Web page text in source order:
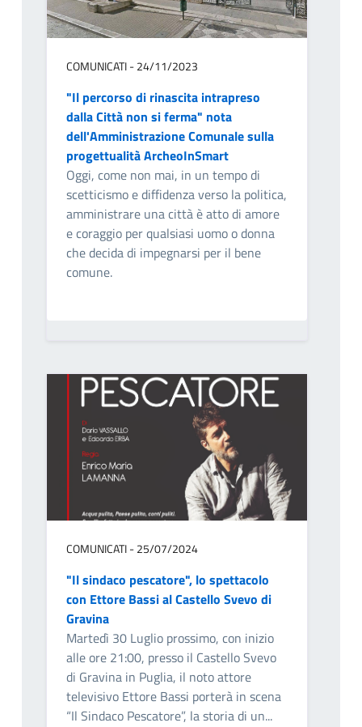
COMUNICATI - 24/11/2023
"Il percorso di rinascita intrapreso
dalla Città non si ferma" nota
dell'Amministrazione Comunale sulla
progettualità ArcheoInSmart
Oggi, come non mai, in un tempo di
scetticismo e diffidenza verso la politica,
amministrare una città è atto di amore
e coraggio per qualsiasi uomo o donna
che decida di impegnarsi per il bene
comune.
COMUNICATI - 25/07/2024
"Il sindaco pescatore", lo spettacolo
con Ettore Bassi al Castello Svevo di
Gravina
Martedì 30 Luglio prossimo, con inizio
alle ore 21:00, presso il Castello Svevo
di Gravina in Puglia, il noto attore
televisivo Ettore Bassi porterà in scena
“Il Sindaco Pescatore”, la storia di un...